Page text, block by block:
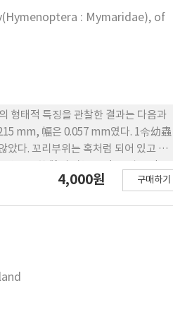
: Mymaridae), of
형태적 특징을 관찰한 결과는 다음과
mm, 幅은 0.057 mm였다. 1令幼蟲
다. 꼬리부위는 혹처럼 되어 있고 알껍
, 가승, 배의 區分이 확실하였으며 더
mm였다..650 mm였다.
4,000원 구매하기